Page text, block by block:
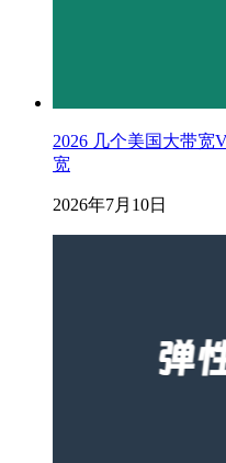
2026 几个美国大带宽
宽
2026年7月10日